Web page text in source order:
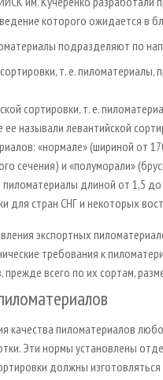
которого ожидается в
подразделяют по
т. е.
сортировки, т. е.
ее называли левантийской
«нормале» (шириной от
сечения) и «полуморали»
пиломатериалы длиной от 1,5
для стран СНГ и некоторых
экспортных
требования к
прежде всего по их сортам,
качества пиломатериалов
Эти нормы установлены
должны